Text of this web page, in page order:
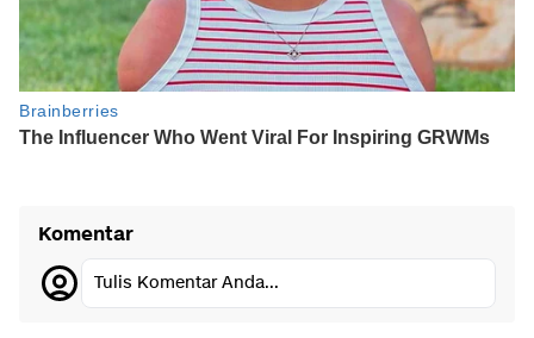
Komentar
Tulis Komentar Anda...